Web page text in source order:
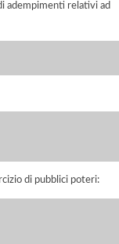
adempimenti relativi ad
di pubblici poteri: